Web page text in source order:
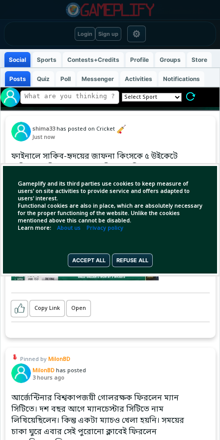
Login Sign up ⚙
Gameplify and its third parties use cookies to keep measure of
users' on site activities to provide service and offers adapted to
users' interest.
Functional cookies are also in place, which are absolutely necessary
for the proper functioning of the website. Unlike the cookies
mentioned above this cannot be disabled.
Learn more: About us Privacy policy
ACCEPT ALL REFUSE ALL
Social Sports Contests+Credits Profile Groups Store
Posts Quiz Poll Messenger Activities Notifications
shima33 has posted on Cricket
Just now
ফাইনালে সাকিব-হৃদয়ের জাফনা কিংসকে ৫ উইকেটে
হারিয়ে এলপিএল ২০২৬ এর শিরোপা জিতলো নুরুল
হাসান সোহানের গল গ্যালান্টস!🔥
Copy Link Open
Pinned by MilonBD
MilonBD has posted
3 hours ago
আর্জেন্টিনার বিশ্বকাপজয়ী গোলরক্ষক ফিরলেন ম্যান
সিটিতে। দশ বছর আগে ম্যানচেস্টার সিটিতে নাম
লিখিয়েছিলেন। কিন্তু একটা ম্যাচও খেলা হয়নি। সময়ের
চাকা ঘুরে এবার সেই পুরোনো ক্লাবেই ফিরলেন